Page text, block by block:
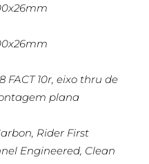
FACT 10r, eixo thru de
plana
Rider First
Engineered, Clean